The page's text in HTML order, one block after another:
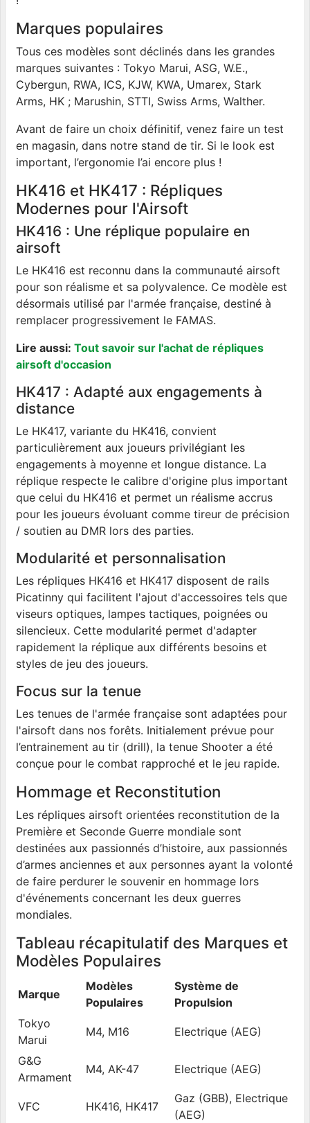
Marques populaires
Tous ces modèles sont déclinés dans les grandes
marques suivantes : Tokyo Marui, ASG, W.E.,
Cybergun, RWA, ICS, KJW, KWA, Umarex, Stark
Arms, HK ; Marushin, STTI, Swiss Arms, Walther.
Avant de faire un choix définitif, venez faire un test
en magasin, dans notre stand de tir. Si le look est
important, l’ergonomie l’ai encore plus !
HK416 et HK417 : Répliques
Modernes pour l'Airsoft
HK416 : Une réplique populaire en
airsoft
Le HK416 est reconnu dans la communauté airsoft
pour son réalisme et sa polyvalence. Ce modèle est
désormais utilisé par l'armée française, destiné à
remplacer progressivement le FAMAS.
Lire aussi: Tout savoir sur l'achat de répliques
airsoft d'occasion
HK417 : Adapté aux engagements à
distance
Le HK417, variante du HK416, convient
particulièrement aux joueurs privilégiant les
engagements à moyenne et longue distance. La
réplique respecte le calibre d'origine plus important
que celui du HK416 et permet un réalisme accrus
pour les joueurs évoluant comme tireur de précision
/ soutien au DMR lors des parties.
Modularité et personnalisation
Les répliques HK416 et HK417 disposent de rails
Picatinny qui facilitent l'ajout d'accessoires tels que
viseurs optiques, lampes tactiques, poignées ou
silencieux. Cette modularité permet d'adapter
rapidement la réplique aux différents besoins et
styles de jeu des joueurs.
Focus sur la tenue
Les tenues de l'armée française sont adaptées pour
l'airsoft dans nos forêts. Initialement prévue pour
l’entrainement au tir (drill), la tenue Shooter a été
conçue pour le combat rapproché et le jeu rapide.
Hommage et Reconstitution
Les répliques airsoft orientées reconstitution de la
Première et Seconde Guerre mondiale sont
destinées aux passionnés d’histoire, aux passionnés
d’armes anciennes et aux personnes ayant la volonté
de faire perdurer le souvenir en hommage lors
d'événements concernant les deux guerres
mondiales.
Tableau récapitulatif des Marques et
Modèles Populaires
Marque
Modèles
Populaires
Système de
Propulsion
Tokyo
Marui
M4, M16 Electrique (AEG)
G&G
Armament
M4, AK-47 Electrique (AEG)
VFC HK416, HK417
Gaz (GBB), Electrique
(AEG)